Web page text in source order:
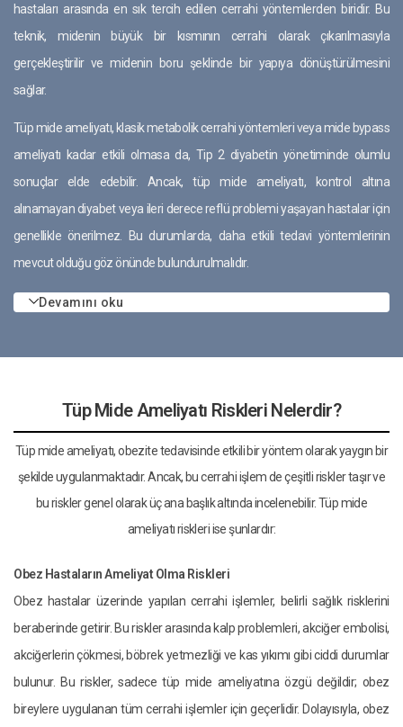
hastaları arasında en sık tercih edilen cerrahi yöntemlerden biridir. Bu
teknik, midenin büyük bir kısmının cerrahi olarak çıkarılmasıyla
gerçekleştirilir ve midenin boru şeklinde bir yapıya dönüştürülmesini
sağlar.
Tüp mide ameliyatı, klasik metabolik cerrahi yöntemleri veya mide bypass
ameliyatı kadar etkili olmasa da, Tip 2 diyabetin yönetiminde olumlu
sonuçlar elde edebilir. Ancak, tüp mide ameliyatı, kontrol altına
alınamayan diyabet veya ileri derece reflü problemi yaşayan hastalar için
genellikle önerilmez. Bu durumlarda, daha etkili tedavi yöntemlerinin
mevcut olduğu göz önünde bulundurulmalıdır.
Devamını oku
Tüp Mide Ameliyatı Riskleri Nelerdir?
Tüp mide ameliyatı, obezite tedavisinde etkili bir yöntem olarak yaygın bir
şekilde uygulanmaktadır. Ancak, bu cerrahi işlem de çeşitli riskler taşır ve
bu riskler genel olarak üç ana başlık altında incelenebilir. Tüp mide
ameliyatı riskleri ise şunlardır:
Obez Hastaların Ameliyat Olma Riskleri
Obez hastalar üzerinde yapılan cerrahi işlemler, belirli sağlık risklerini
beraberinde getirir. Bu riskler arasında kalp problemleri, akciğer embolisi,
akciğerlerin çökmesi, böbrek yetmezliği ve kas yıkımı gibi ciddi durumlar
bulunur. Bu riskler, sadece tüp mide ameliyatına özgü değildir; obez
bireylere uygulanan tüm cerrahi işlemler için geçerlidir. Dolayısıyla, obez